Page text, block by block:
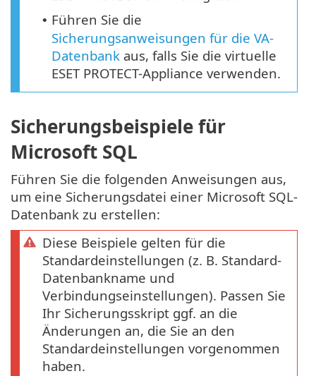
• Führen Sie die
Sicherungsanweisungen für die VA-
Datenbank aus, falls Sie die virtuelle
ESET PROTECT-Appliance verwenden.
Sicherungsbeispiele für
Microsoft SQL
Führen Sie die folgenden Anweisungen aus,
um eine Sicherungsdatei einer Microsoft SQL-
Datenbank zu erstellen:
Diese Beispiele gelten für die
Standardeinstellungen (z. B. Standard-
Datenbankname und
Verbindungseinstellungen). Passen Sie
Ihr Sicherungsskript ggf. an die
Änderungen an, die Sie an den
Standardeinstellungen vorgenommen
haben.